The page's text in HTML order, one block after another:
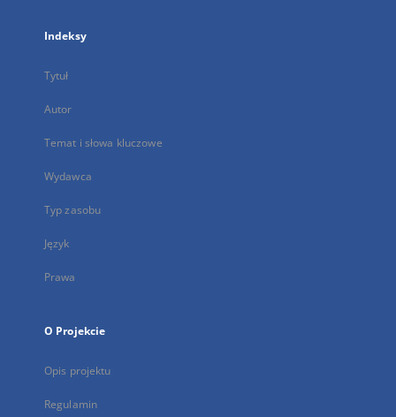
Indeksy
Tytuł
Autor
Temat i słowa kluczowe
Wydawca
Typ zasobu
Język
Prawa
O Projekcie
Opis projektu
Regulamin